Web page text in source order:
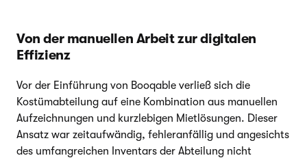
Von der manuellen Arbeit zur digitalen
Effizienz
Vor der Einführung von Booqable verließ sich die
Kostümabteilung auf eine Kombination aus manuellen
Aufzeichnungen und kurzlebigen Mietlösungen. Dieser
Ansatz war zeitaufwändig, fehleranfällig und angesichts
des umfangreichen Inventars der Abteilung nicht